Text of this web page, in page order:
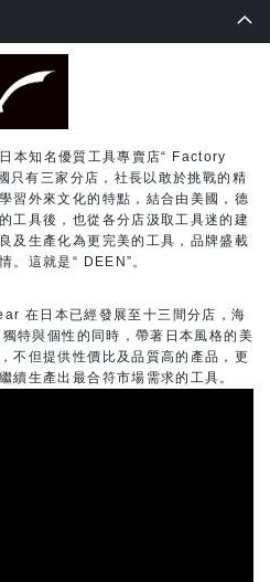
本知名優質工具專賣店“ Factory
只有三家分店，社長以敢於挑戰的精
習外來文化的特點，結合由美國，德
工具後，也從各分店汲取工具迷的建
及生產化為更完美的工具，品牌盛載
。這就是“ DEEN”。
在日本已經發展至十三間分店，海
特與個性的同時，帶著日本風格的美
不但提供性價比及品質高的產品，更
續生產出最合符市場需求的工具。